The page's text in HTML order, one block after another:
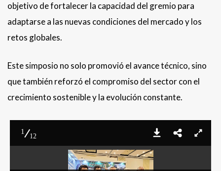
objetivo de fortalecer la capacidad del gremio para
adaptarse a las nuevas condiciones del mercado y los
retos globales.
Este simposio no solo promovió el avance técnico, sino
que también reforzó el compromiso del sector con el
crecimiento sostenible y la evolución constante.
1
12